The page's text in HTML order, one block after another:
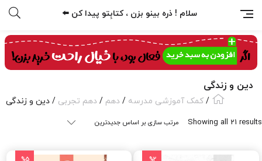
سلام ! ذره بینو بزن ، کتابِتو پیدا کن ⬅️
دین و زندگی
/کمک آموزشی مدرسه / دهم / دهم تجربی / دین و زندگی
Showing all 21 results
Sorted